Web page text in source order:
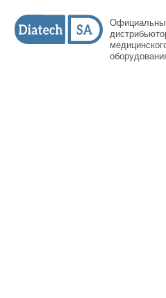
Официальный
дистрибьютор
медицинского
оборудования